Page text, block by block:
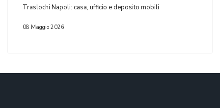
Traslochi Napoli: casa, ufficio e deposito mobili
08 Maggio 2026